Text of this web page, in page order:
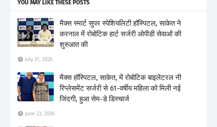
YOU MAY LIKE THESE POSTS
मैक्स स्मार्ट सुपर स्पेशियलिटी हॉस्पिटल, साकेत ने
करनाल में रोबोटिक हार्ट सर्जरी ओपीडी सेवाओं की
शुरुआत की
July 31, 2026
मैक्स हॉस्पिटल, साकेत, में रोबोटिक बाइलेटरल नी
रिप्लेसमेंट सर्जरी से 61-वर्षीय महिला को मिली नई
जिंदगी, हुआ सेम-डे डिस्चार्ज
June 23, 2026